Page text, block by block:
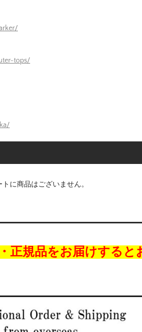
tops/
に商品はございません。
正規品をお届けすると